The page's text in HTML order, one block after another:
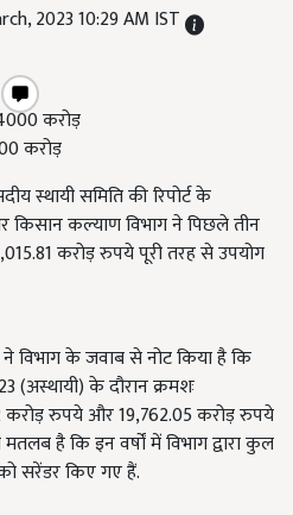
2023 10:29 AM IST
करोड़
स्थायी समिति की रिपोर्ट के
किसान कल्याण विभाग ने पिछले तीन
करोड़ रुपये पूरी तरह से उपयोग
ने विभाग के जवाब से नोट किया है कि
(अस्थायी) के दौरान क्रमशः
करोड़ रुपये और 19,762.05 करोड़ रुपये
है कि इन वर्षों में विभाग द्वारा कुल
सरेंडर किए गए हैं.